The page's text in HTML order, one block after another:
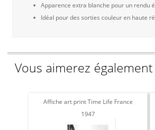
Apparence extra blanche pour un rendu
Idéal pour des sorties couleur en haute
Vous aimerez également
Affiche art print Time Life France
1947